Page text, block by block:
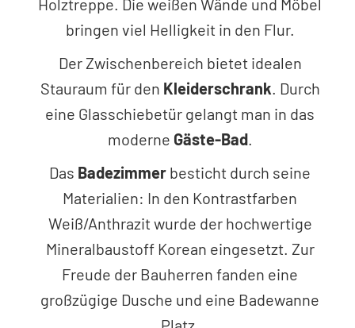
bringen viel Helligkeit in den Flur.
Der Zwischenbereich bietet idealen
Stauraum für den Kleiderschrank . Durch
eine Glasschiebetür gelangt man in das
moderne Gäste-Bad.
Das Badezimmer besticht durch seine
Materialien: In den Kontrastfarben
Weiß/Anthrazit wurde der hochwertige
Mineralbaustoff Korean eingesetzt. Zur
Freude der Bauherren fanden eine
großzügige Dusche und eine Badewanne